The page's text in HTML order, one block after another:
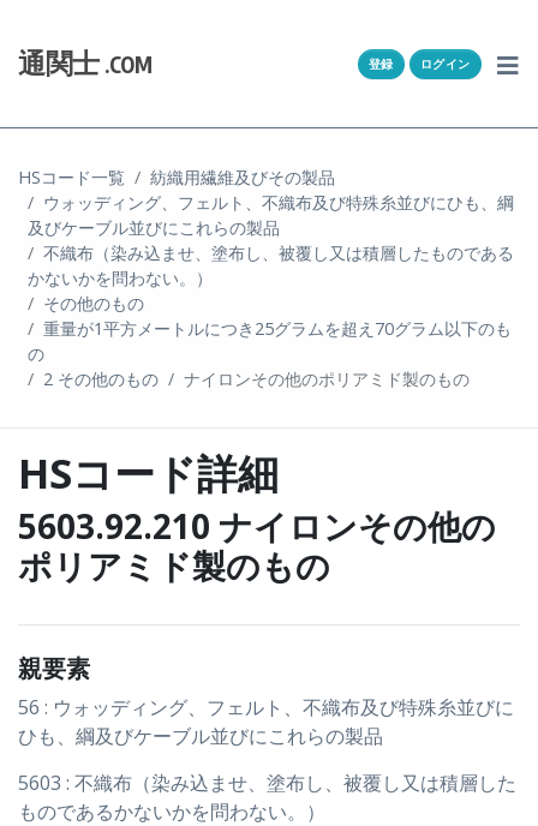
通関士 .COM 登録 ログイン
HSコード一覧
紡織用繊維及びその製品
ウォッディング、フェルト、不織布及び特殊糸並びにひも、綱
及びケーブル並びにこれらの製品
不織布（染み込ませ、塗布し、被覆し又は積層したものである
かないかを問わない。）
その他のもの
重量が1平方メートルにつき25グラムを超え70グラム以下のも
の
2 その他のもの
ナイロンその他のポリアミド製のもの
HSコード詳細
5603.92.210 ナイロンその他の
ポリアミド製のもの
親要素
56 : ウォッディング、フェルト、不織布及び特殊糸並びに
ひも、綱及びケーブル並びにこれらの製品
5603 : 不織布（染み込ませ、塗布し、被覆し又は積層した
ものであるかないかを問わない。）
通関Ｑ＆Ａ
通関士NEWS
HSコード
ログイン